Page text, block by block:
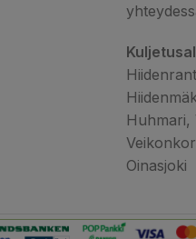
Huhmari,
Oinasjoki